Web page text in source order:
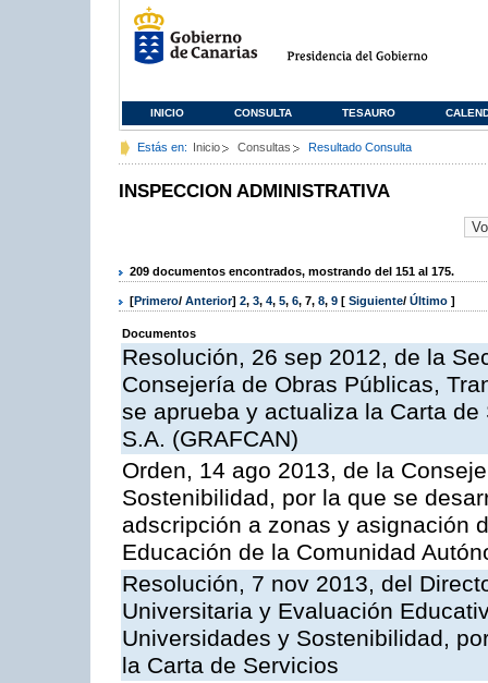
INICIO CONSULTA TESAURO
Estás en: Inicio Consultas Resultado Consulta
INSPECCION ADMINISTRATIVA
209 documentos encontrados, mostrando del 151 al 175.
[Primero/ Anterior] 2, 3, 4, 5, 6, 7, 8, 9 [ Siguiente/ Último ]
Documentos
Resolución, 26 sep 2012, de la
Consejería de Obras Públicas,
se aprueba y actualiza la Carta
S.A. (GRAFCAN)
Orden, 14 ago 2013, de la
Sostenibilidad, por la que se
adscripción a zonas y asignación
Educación de la Comunidad
Resolución, 7 nov 2013, del
Universitaria y Evaluación
Universidades y Sostenibilidad,
la Carta de Servicios